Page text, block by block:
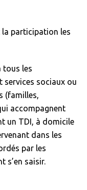
la participation les
tous les
services sociaux ou
(familles,
accompagnent
un TDI, à domicile
dans les
par les
s’en saisir.